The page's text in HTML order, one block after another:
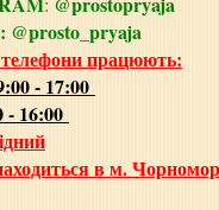
@prosto_pryaja
працюють:
- 17:00
- 16:00
в м.